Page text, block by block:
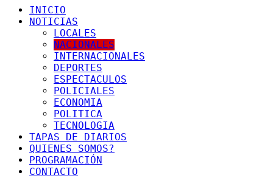
INICIO
NOTICIAS
LOCALES
NACIONALES
INTERNACIONALES
DEPORTES
ESPECTACULOS
POLICIALES
ECONOMIA
POLITICA
TECNOLOGIA
TAPAS DE DIARIOS
QUIENES SOMOS?
PROGRAMACIÓN
CONTACTO